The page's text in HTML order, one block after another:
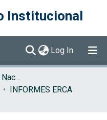
Institucional
Log In (current)
Programa Estado de la Nación (PEN)
INFORMES ERCA